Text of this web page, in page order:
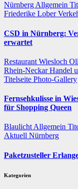
NürnbergAllgemein
Friederike Lober
CSD in Nürnberg:
erwartet
Restaurant Wiesloch
Rhein-Neckar Handel
Titelseite Photo-Gallery
Fernsehkulisse in
für Shopping Queen
BlaulichtAllgemein
Aktuell Nürnberg
Paketzusteller
Kategorien